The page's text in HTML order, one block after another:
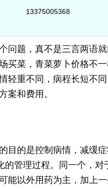
13375005368
问题，真不是三言两语
买菜，青菜萝卜价格不
轻重不同，病程长短不
案和费用。
目的是控制病情，减缓
的管理过程。同一个，
能以外用药为主，加上